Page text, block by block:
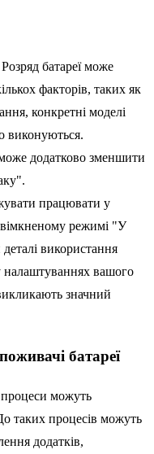
батареї може
факторів, таких як
конкретні моделі
виконуються.
додатково зменшити
працювати у
режимі "У
використання
налаштуваннях вашого
значний
батареї
процеси можуть
таких процесів можуть
додатків,